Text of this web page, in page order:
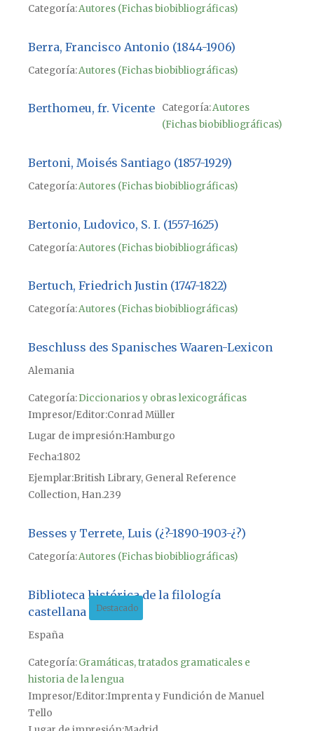
Categoría:Autores (Fichas biobibliográficas)
Berra, Francisco Antonio (1844-1906)
Categoría:Autores (Fichas biobibliográficas)
Berthomeu, fr. Vicente Categoría:Autores
(Fichas biobibliográficas)
Bertoni, Moisés Santiago (1857-1929)
Categoría:Autores (Fichas biobibliográficas)
Bertonio, Ludovico, S. I. (1557-1625)
Categoría:Autores (Fichas biobibliográficas)
Bertuch, Friedrich Justin (1747-1822)
Categoría:Autores (Fichas biobibliográficas)
Beschluss des Spanisches Waaren-Lexicon
Alemania
Categoría:Diccionarios y obras lexicográficas
Impresor/Editor Conrad Müller
Lugar de impresiónHamburgo
Fecha1802
Ejemplar British Library, General Reference
Collection, Han.239
Besses y Terrete, Luis (¿?-1890-1903-¿?)
Categoría:Autores (Fichas biobibliográficas)
Biblioteca histórica de la filología
castellana
Destacado
España
Categoría:Gramáticas, tratados gramaticales e
historia de la lengua
Impresor/Editor Imprenta y Fundición de Manuel
Tello